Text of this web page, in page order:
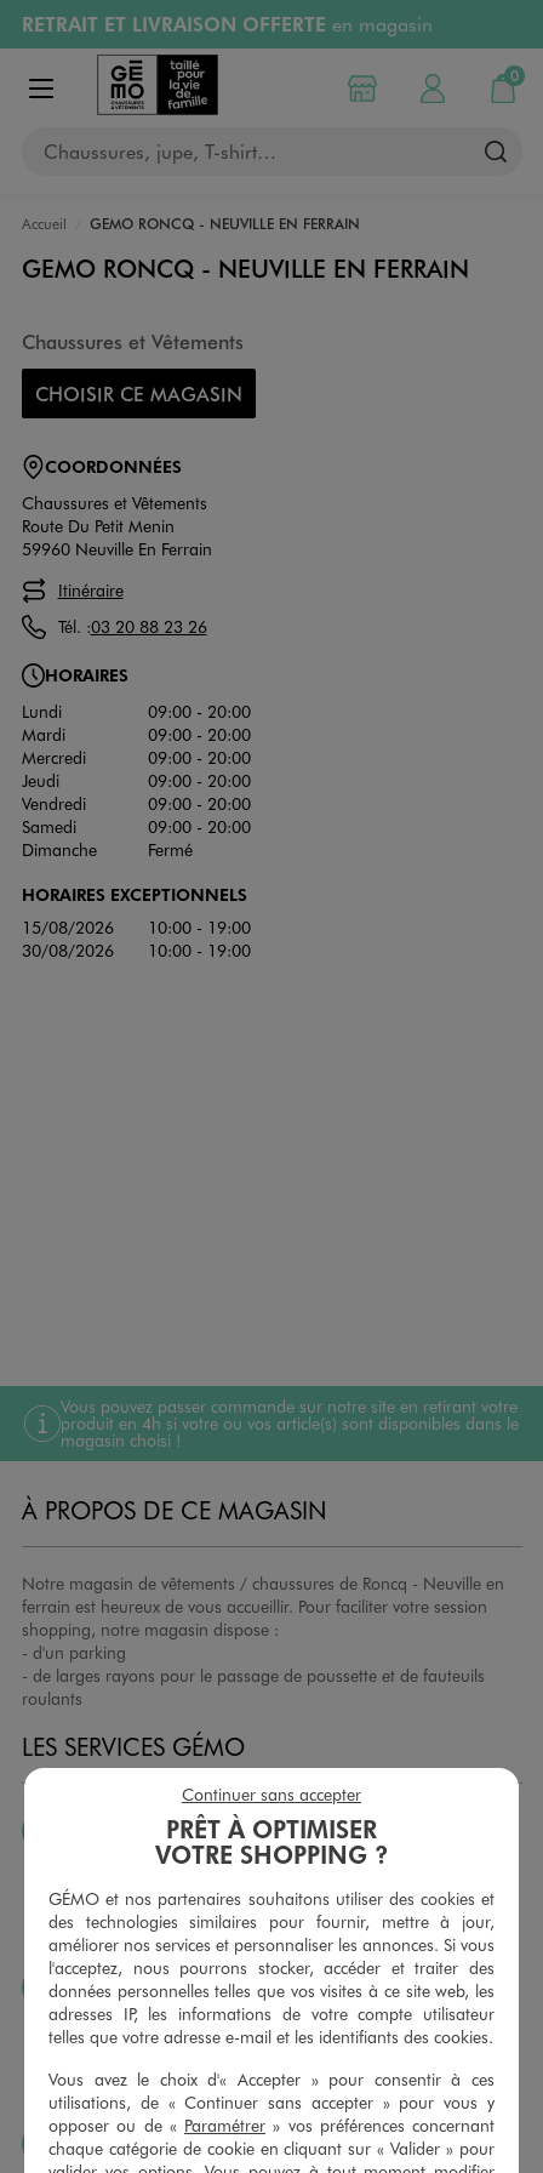
Aller au contenu principal
Aller à la navigation
RETRAIT ET LIVRAISON OFFERTE en magasin
Retours OFFERTSpendant 30 jours
PAYEZ EN 3x SANS FRAIS
RÉSERVATION GRATUITE
Afficher le menu
Chaussures, jupe, T-shirt…
Choisir mon magasin
Mon compte
0
Mon
Accueil GEMO RONCQ - NEUVILLE EN FERRAIN
GEMO RONCQ - NEUVILLE EN FERRAIN
Chaussures et Vêtements
CHOISIR CE MAGASIN
COORDONNÉES
Chaussures et Vêtements
Route Du Petit Menin
59960 Neuville En Ferrain
Itinéraire
Tél. :03 20 88 23 26
HORAIRES
Lundi
09:00 - 20:00
Mardi
09:00 - 20:00
Mercredi
09:00 - 20:00
Jeudi
09:00 - 20:00
Vendredi
09:00 - 20:00
Samedi
09:00 - 20:00
Dimanche
Fermé
HORAIRES EXCEPTIONNELS
15/08/2026
10:00 - 19:00
30/08/2026
10:00 - 19:00
Vous pouvez passer commande sur notre site en retirant votre
produit en 4h si votre ou vos article(s) sont disponibles dans le
magasin choisi !
À PROPOS DE CE MAGASIN
Notre magasin de vêtements / chaussures de Roncq - Neuville en
ferrain est heureux de vous accueillir. Pour faciliter votre session
shopping, notre magasin dispose :
- d'un parking
- de larges rayons pour le passage de poussette et de fauteuils
roulants
LES SERVICES GÉMO
JE PEUX CHANGER D’AVIS
Nous échangeons et vous proposons un avoir ou un
remboursement pour tout article non porté, non retouché,
sous 30 jours, sur simple présentation du ticket de caisse,
dans tous les magasins GÉMO.
JE PEUX FAIRE RETOUCHER MES ARTICLES
Ourlets, ceintures… vous avez la possibilité de faire
retoucher vos articles textiles dans nos magasins. Les tarifs
sont à votre disposition sur simple demande. Voir
conditions en magasins.
J’AIME FAIRE PLAISIR
PRÊT À OPTIMISER
VOTRE SHOPPING ?
GÉMO et nos partenaires souhaitons utiliser des cookies et
des technologies similaires pour fournir, mettre à jour,
améliorer nos services et personnaliser les annonces. Si vous
l'acceptez, nous pourrons stocker, accéder et traiter des
données personnelles telles que vos visites à ce site web, les
adresses IP, les informations de votre compte utilisateur
telles que votre adresse e-mail et les identifiants des cookies.
Vous avez le choix d'« Accepter » pour consentir à ces
utilisations, de « Continuer sans accepter » pour vous y
opposer ou de « Paramétrer » vos préférences concernant
chaque catégorie de cookie en cliquant sur « Valider » pour
Continuer sans accepter